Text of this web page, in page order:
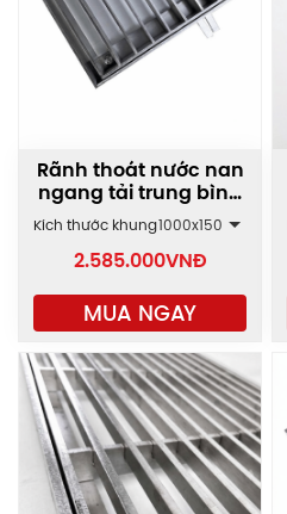
Rãnh thoát nước nan
ngang tải trung bình
GRT-AA.1000
Kích thước khung1000x150
2.585.000VNĐ
MUA NGAY